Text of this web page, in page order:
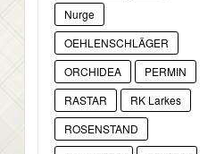
Nurge
OEHLENSCHLÄGER
ORCHIDEA
PERMIN
RASTAR
RK Larkes
ROSENSTAND